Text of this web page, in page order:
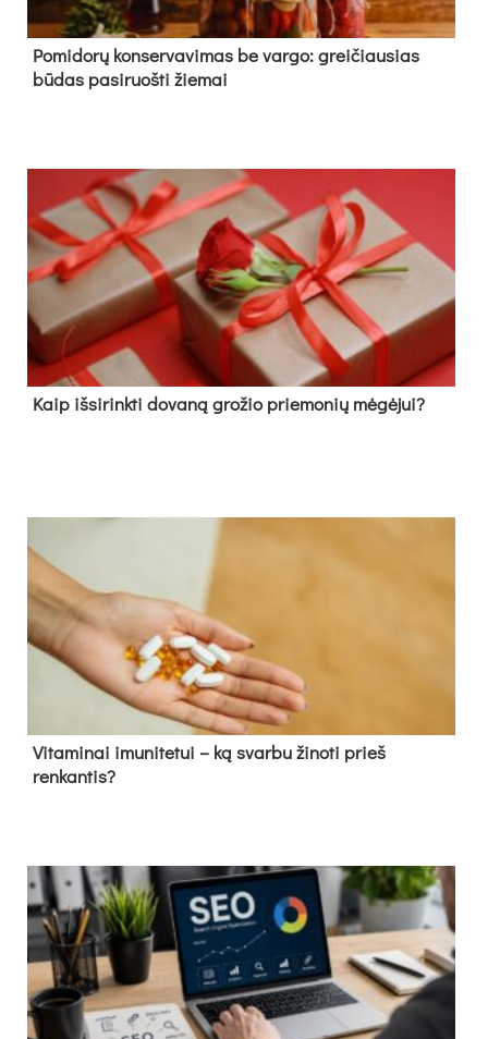
Pomidorų konservavimas be vargo: greičiausias
būdas pasiruošti žiemai
Kaip išsirinkti dovaną grožio priemonių mėgėjui?
Vitaminai imunitetui – ką svarbu žinoti prieš
renkantis?